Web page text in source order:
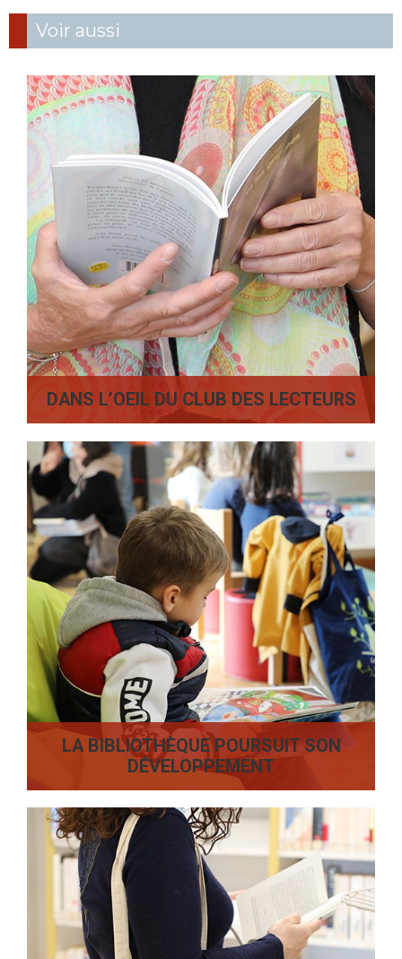
Voir aussi
DANS L’OEIL DU CLUB DES LECTEURS
LA BIBLIOTHÈQUE POURSUIT SON
DÉVELOPPEMENT